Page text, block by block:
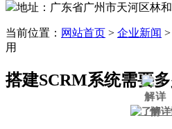
地址：广东省广州市天河区林
当前位置： 网站首页 > 企业新闻 >
用
搭建SCRM系统需要